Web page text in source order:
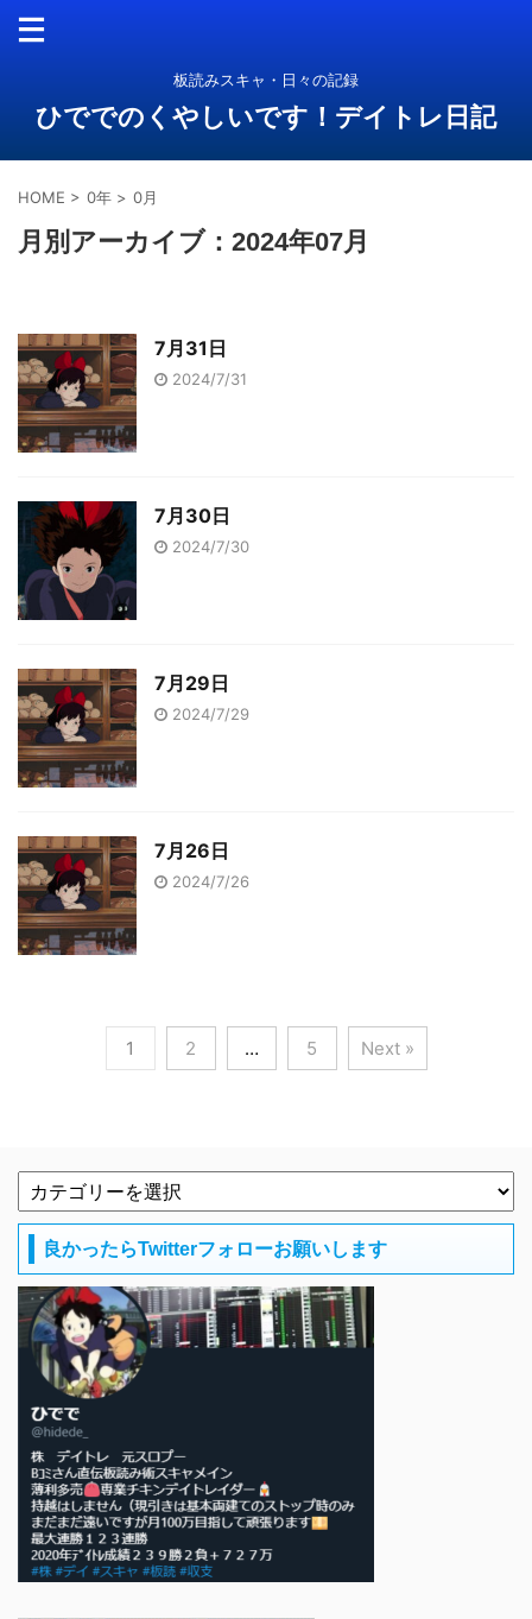
板読みスキャ・日々の記録
ひででのくやしいです！デイトレ日記
HOME > 0年 > 0月
月別アーカイブ：2024年07月
7月31日
2024/7/31
7月30日
2024/7/30
7月29日
2024/7/29
7月26日
2024/7/26
1 2 … 5 Next »
良かったらTwitterフォローお願いします